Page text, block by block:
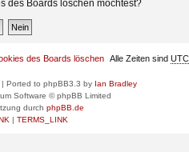
des Boards löschen möchtest?
Alle Zeiten sind UTC
des Boards löschen
Ported to phpBB3.3 by Ian Bradley
Software © phpBB Limited
durch phpBB.de
| TERMS_LINK